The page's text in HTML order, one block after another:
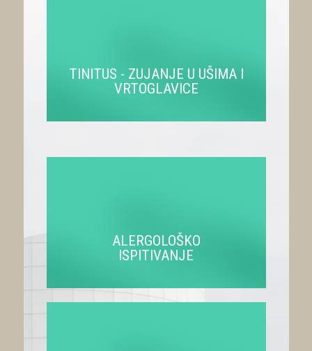
TINITUS - ZUJANJE U UŠIMA I
VRTOGLAVICE
ALERGOLOŠKO
ISPITIVANJE